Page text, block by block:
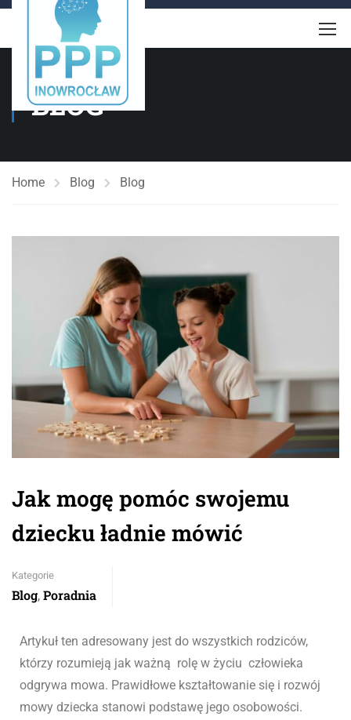
BLOG
Home Blog Blog
Jak mogę pomóc swojemu
dziecku ładnie mówić
Kategorie
Blog, Poradnia
Artykuł ten adresowany jest do wszystkich rodziców,
którzy rozumieją jak ważną rolę w życiu człowieka
odgrywa mowa. Prawidłowe kształtowanie się i rozwój
mowy dziecka stanowi podstawę jego osobowości.